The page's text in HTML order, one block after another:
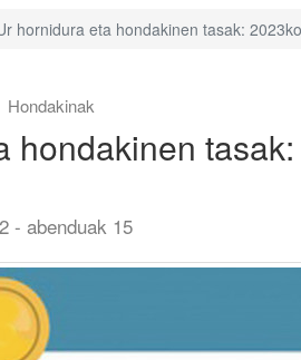
hornidura eta hondakinen tasak:
Hondakinak
hondakinen
- abenduak 15